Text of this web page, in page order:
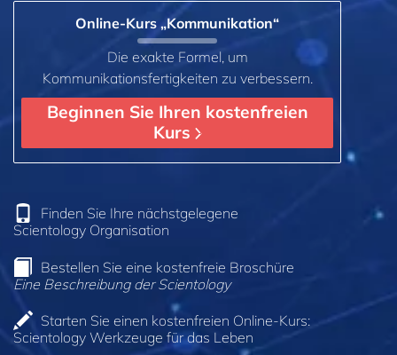
Online-Kurs „Kommunikation“
Die exakte Formel, um
Kommunikationsfertigkeiten zu verbessern.
Beginnen Sie Ihren kostenfreien
Kurs
Finden Sie Ihre nächstgelegene
Scientology Organisation
Bestellen Sie eine kostenfreie Broschüre
Eine Beschreibung der Scientology
Starten Sie einen kostenfreien Online-Kurs:
Scientology Werkzeuge für das Leben